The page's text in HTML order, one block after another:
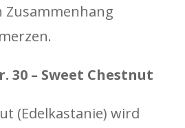
Zusammenhang
30 – Sweet Chestnut
(Edelkastanie) wird